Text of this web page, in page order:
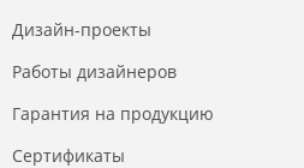
Дизайн-проекты
Работы дизайнеров
Гарантия на продукцию
Сертификаты